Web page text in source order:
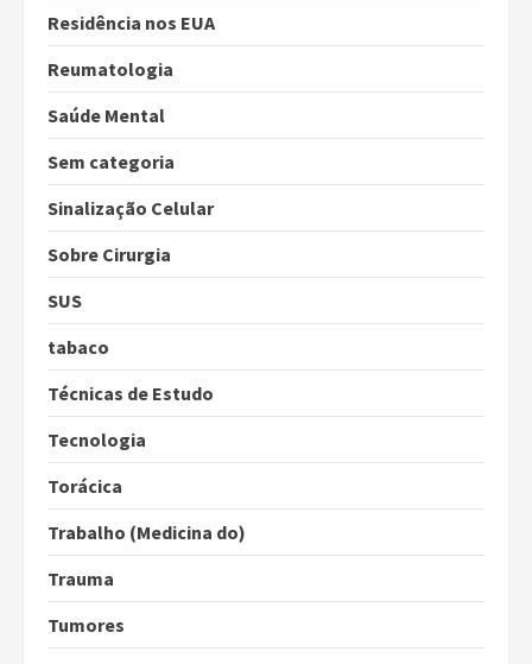
Residência nos EUA
Reumatologia
Saúde Mental
Sem categoria
Sinalização Celular
Sobre Cirurgia
SUS
tabaco
Técnicas de Estudo
Tecnologia
Torácica
Trabalho (Medicina do)
Trauma
Tumores